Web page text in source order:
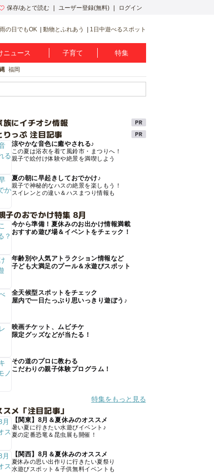
保存/あとで読む ユーザー登録(無料) ログイン
雨の日でもOK 動物とふれあう 1日中遊べるスポット
ニュース 子育て 特集
福岡
族にイチオシ情報
りっぷ 注目記事
涼やかな音色に癒やされる♪
この夏は浴衣を着て風鈴市・まつりへ！
親子で絵付け体験や絶景を満喫しよう
夏の朝に早起きしておでかけ♪
親子で神秘的なハスの絶景を楽しもう！
スイレンとの違い＆ハスまつり情報も
子のおでかけ特集 8月
今から準備！夏休みのお出かけ情報満載
おすすめ遊び場＆イベントをチェック！
年齢別や人気アトラクション情報など
子ども大満足のプール＆水遊びスポット
全天候型スポットをチェック
屋内で一日たっぷり思いっきり遊ぼう♪
映画チケット、ムビチケ
限定グッズなどが当たる！
その道のプロに教わる
こだわりの親子体験プログラム！
特集をもっと見る
メ「注目記事」
【関東】8月＆夏休みのオススメ
暑い夏に行きたい水遊びイベント♪
夏の定番恐竜＆昆虫展も開催！
【関西】8月＆夏休みのオススメ
夏休みの思い出作りに行きたい夏祭り
水遊びスポット＆子供無料イベントも